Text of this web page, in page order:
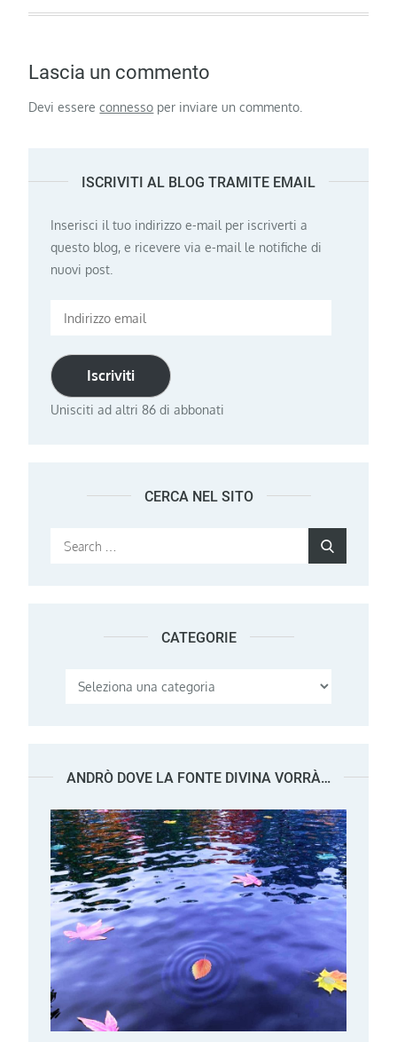
Lascia un commento
Devi essereconnesso per inviare un commento.
ISCRIVITI AL BLOG TRAMITE EMAIL
Inserisci il tuo indirizzo e-mail per iscriverti a
questo blog, e ricevere via e-mail le notifiche di
nuovi post.
Indirizzo
Iscriviti
Unisciti ad altri 86 di abbonati
CERCA NEL SITO
Search
CATEGORIE
Categorie
ANDRÒ DOVE LA FONTE DIVINA VORRÀ…